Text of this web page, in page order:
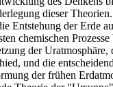
dieser
Entstehung der Erde
chemischen
der Uratmosphäre,
und die
der frühen